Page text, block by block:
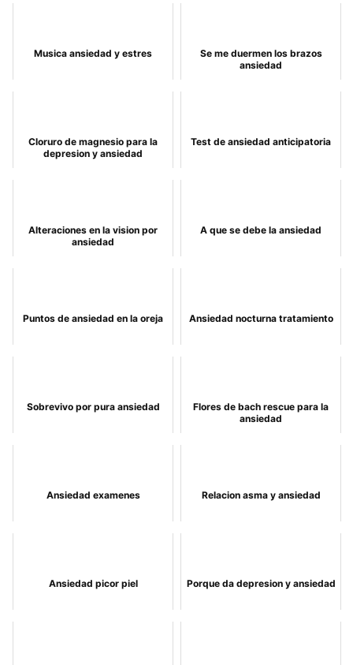
Musica ansiedad y estres
Se me duermen los brazos
ansiedad
Cloruro de magnesio para la
depresion y ansiedad
Test de ansiedad anticipatoria
Alteraciones en la vision por
ansiedad
A que se debe la ansiedad
Puntos de ansiedad en la oreja Ansiedad nocturna tratamiento
Sobrevivo por pura ansiedad
Flores de bach rescue para la
ansiedad
Ansiedad examenes Relacion asma y ansiedad
Ansiedad picor piel Porque da depresion y ansiedad